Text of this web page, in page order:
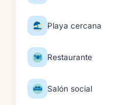
Playa cercana
Restaurante
Salón social